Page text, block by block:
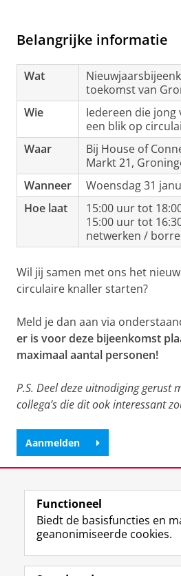
Belangrijke informatie
Wat
toekomst van
Wie
Iedereen die jong
een blik op
Waar
Bij House of
Markt 21,
Wanneer
Woensdag 31
Hoe laat
15:00 uur tot
15:00 uur tot
netwerken /
Wil jij samen met ons het
circulaire knaller starten?
Meld je dan aan via
er is voor deze bijeenkomst
maximaal aantal personen!
P.S. Deel deze uitnodiging gerust
collega’s die dit ook interessant
Aanmelden
Deel dit Facebook
Volg ons op
T
w
Functioneel
Biedt de basisfuncties en
geanonimiseerde cookies.